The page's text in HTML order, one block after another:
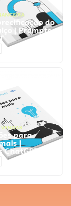
do
| Prompts
VENDAS
para
|
ChatGPT